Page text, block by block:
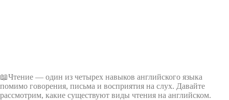
📖Чтение — один из четырех навыков английского языка
помимо говорения, письма и восприятия на слух. Давайте
рассмотрим, какие существуют виды чтения на английском.